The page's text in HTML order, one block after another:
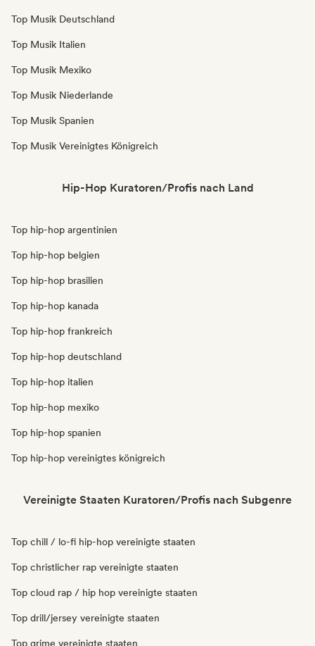
Top Musik Deutschland
Top Musik Italien
Top Musik Mexiko
Top Musik Niederlande
Top Musik Spanien
Top Musik Vereinigtes Königreich
Hip-Hop Kuratoren/Profis nach Land
Top hip-hop argentinien
Top hip-hop belgien
Top hip-hop brasilien
Top hip-hop kanada
Top hip-hop frankreich
Top hip-hop deutschland
Top hip-hop italien
Top hip-hop mexiko
Top hip-hop spanien
Top hip-hop vereinigtes königreich
Vereinigte Staaten Kuratoren/Profis nach Subgenre
Top chill / lo-fi hip-hop vereinigte staaten
Top christlicher rap vereinigte staaten
Top cloud rap / hip hop vereinigte staaten
Top drill/jersey vereinigte staaten
Top grime vereinigte staaten